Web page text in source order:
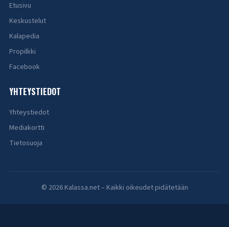
Etusivu
Keskustelut
Kalapedia
Propilkki
Facebook
YHTEYSTIEDOT
Yhteystiedot
Mediakortti
Tietosuoja
© 2026 Kalassa.net – Kaikki oikeudet pidätetään